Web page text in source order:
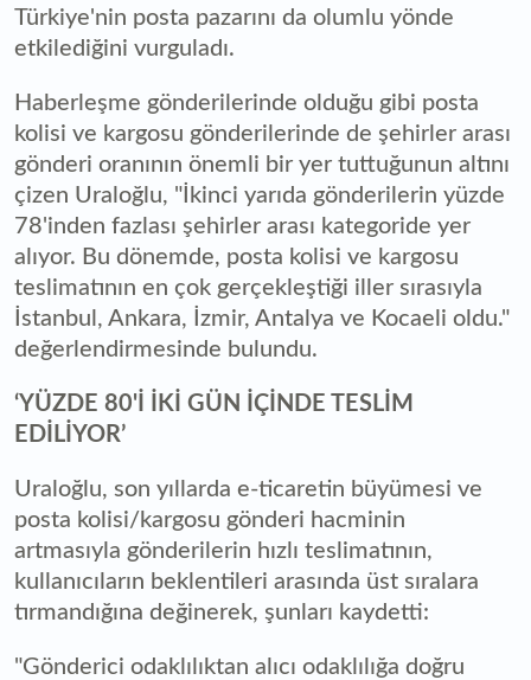
Türkiye'nin posta pazarını da olumlu yönde
etkilediğini vurguladı.
Haberleşme gönderilerinde olduğu gibi posta
kolisi ve kargosu gönderilerinde de şehirler arası
gönderi oranının önemli bir yer tuttuğunun altını
çizen Uraloğlu, "İkinci yarıda gönderilerin yüzde
78'inden fazlası şehirler arası kategoride yer
alıyor. Bu dönemde, posta kolisi ve kargosu
teslimatının en çok gerçekleştiği iller sırasıyla
İstanbul, Ankara, İzmir, Antalya ve Kocaeli oldu."
değerlendirmesinde bulundu.
‘YÜZDE 80'İ İKİ GÜN İÇİNDE TESLİM
EDİLİYOR’
Uraloğlu, son yıllarda e-ticaretin büyümesi ve
posta kolisi/kargosu gönderi hacminin
artmasıyla gönderilerin hızlı teslimatının,
kullanıcıların beklentileri arasında üst sıralara
tırmandığına değinerek, şunları kaydetti:
"Gönderici odaklılıktan alıcı odaklılığa doğru